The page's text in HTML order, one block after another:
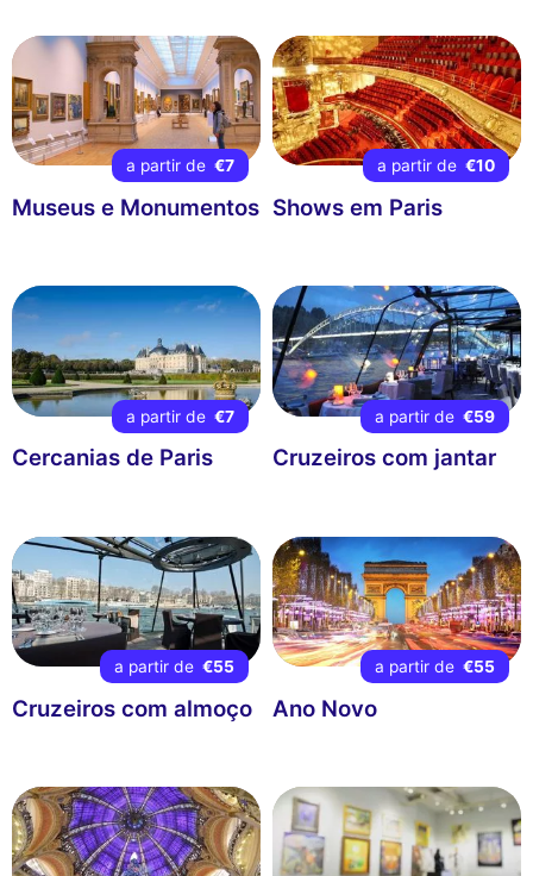
a partir de €7
Museus e Monumentos
a partir de €10
Shows em Paris
a partir de €7
Cercanias de Paris
a partir de €59
Cruzeiros com jantar
a partir de €55
Cruzeiros com almoço
a partir de €55
Ano Novo